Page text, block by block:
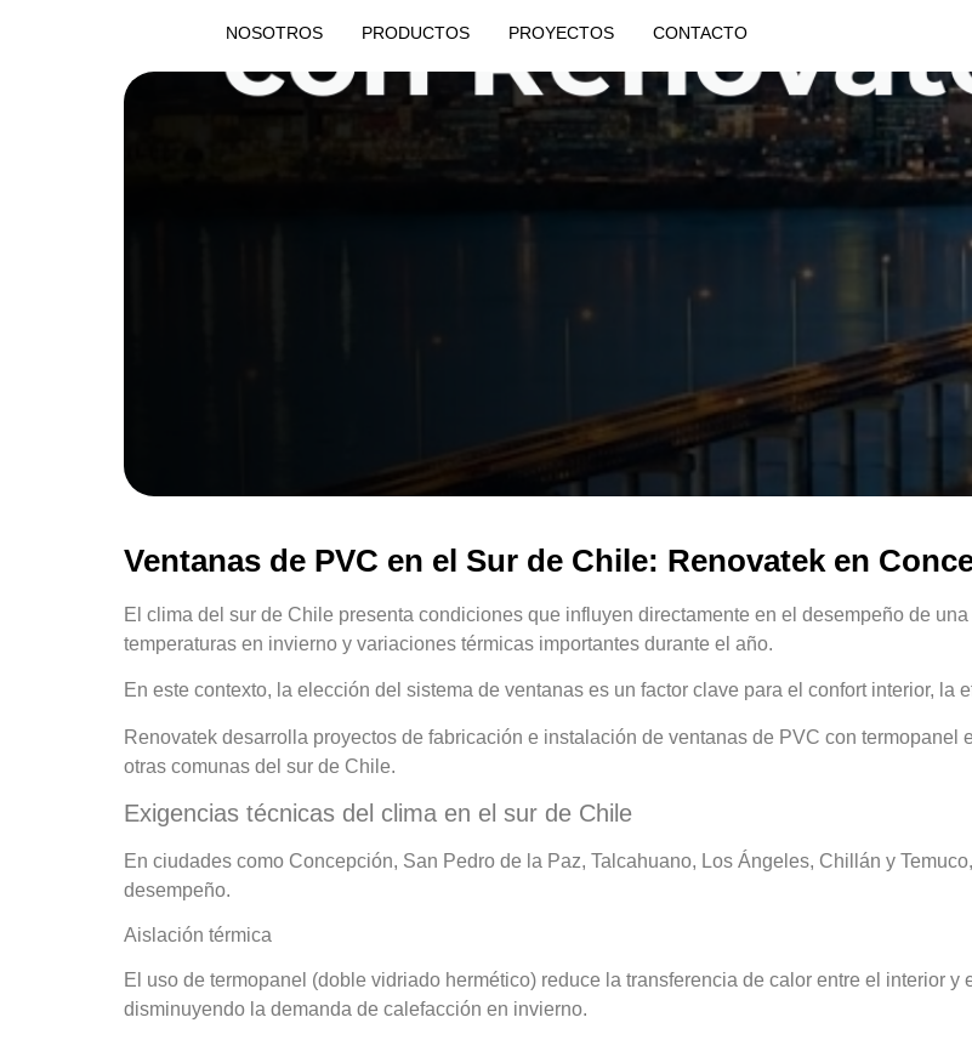
NOSOTROS PRODUCTOS PROYECTOS CONTACTO
Ventanas de PVC en el Sur de Chile: Renovatek en
El clima del sur de Chile presenta condiciones que influyen directamente en el desempeño de
temperaturas en invierno y variaciones térmicas importantes durante el año.
En este contexto, la elección del sistema de ventanas es un factor clave para el confort interior,
Renovatek desarrolla proyectos de fabricación e instalación de ventanas de PVC con
otras comunas del sur de Chile.
Exigencias técnicas del clima en el sur de Chile
En ciudades como Concepción, San Pedro de la Paz, Talcahuano, Los Ángeles, Chillán y
desempeño.
Aislación térmica
El uso de termopanel (doble vidriado hermético) reduce la transferencia de calor entre el interior
disminuyendo la demanda de calefacción en invierno.